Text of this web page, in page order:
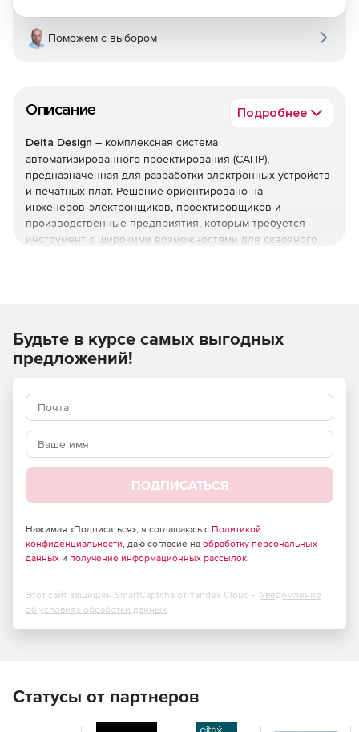
Описание Подробнее
Delta Design – комплексная система
автоматизированного проектирования (САПР),
предназначенная для разработки электронных устройств
и печатных плат. Решение ориентировано на
инженеров‑электронщиков, проектировщиков и
производственные предприятия, которым требуется
инструмент с широкими возможностями для сквозного
Design
Поможем с выбором
Будьте в курсе самых выгодных
предложений!
ПОДПИСАТЬСЯ
Нажимая «Подписаться», я соглашаюсь с Политикой
конфиденциальности, даю согласие на обработку персональных
данных и получение информационных рассылок.
Этот сайт защищен SmartCaptcha от Yandex Cloud - Уведомление
об условиях обработки данных
Статусы от партнеров